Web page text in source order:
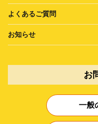
よくあるご質問
お知らせ
お
一般